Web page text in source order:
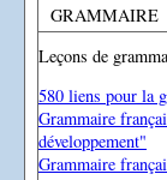
GRAMMAIRE
Leçons de
580 liens pour la
Grammaire
développement"
Grammaire